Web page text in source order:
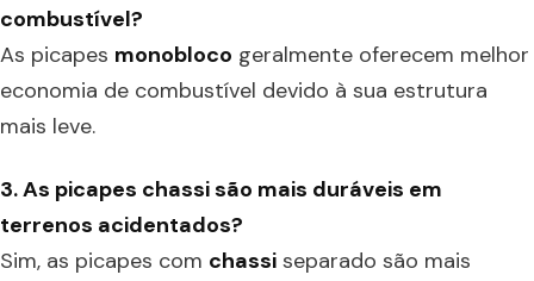
combustível?
As picapes monobloco geralmente oferecem melhor
economia de combustível devido à sua estrutura
mais leve.
3. As picapes chassi são mais duráveis em
terrenos acidentados?
Sim, as picapes com chassi separado são mais